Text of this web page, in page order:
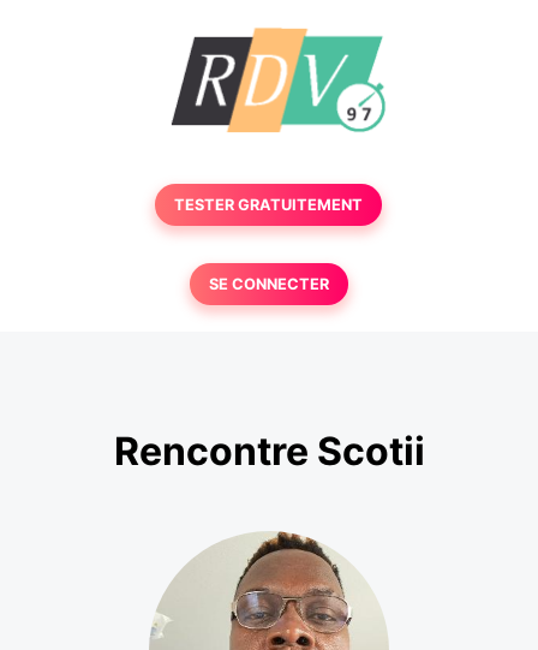
TESTER GRATUITEMENT
SE CONNECTER
Rencontre Scotii